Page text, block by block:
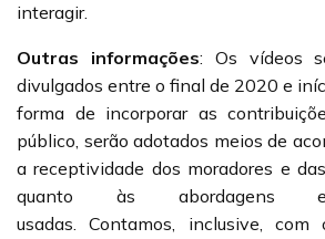
interagir.
Outras informações: Os vídeos
divulgados entre o final de 2020 e
forma de incorporar as
público, serão adotados meios de
a receptividade dos moradores e
quanto às abordagens e
usadas. Contamos, inclusive,